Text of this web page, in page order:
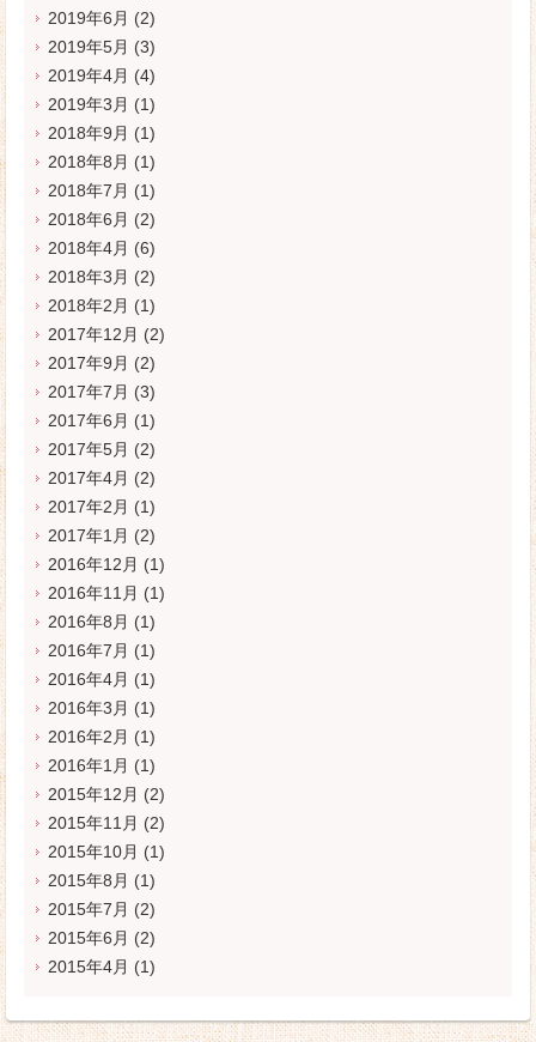
2019年6月 (2)
2019年5月 (3)
2019年4月 (4)
2019年3月 (1)
2018年9月 (1)
2018年8月 (1)
2018年7月 (1)
2018年6月 (2)
2018年4月 (6)
2018年3月 (2)
2018年2月 (1)
2017年12月 (2)
2017年9月 (2)
2017年7月 (3)
2017年6月 (1)
2017年5月 (2)
2017年4月 (2)
2017年2月 (1)
2017年1月 (2)
2016年12月 (1)
2016年11月 (1)
2016年8月 (1)
2016年7月 (1)
2016年4月 (1)
2016年3月 (1)
2016年2月 (1)
2016年1月 (1)
2015年12月 (2)
2015年11月 (2)
2015年10月 (1)
2015年8月 (1)
2015年7月 (2)
2015年6月 (2)
2015年4月 (1)